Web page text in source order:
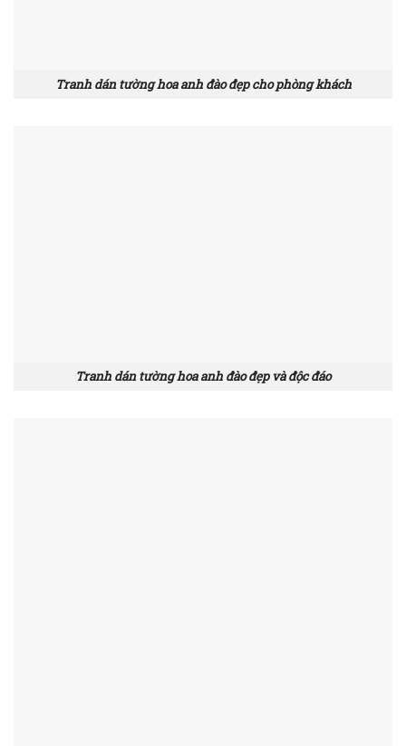
Tranh dán tường hoa anh đào đẹp cho phòng khách
Tranh dán tường hoa anh đào đẹp và độc đáo